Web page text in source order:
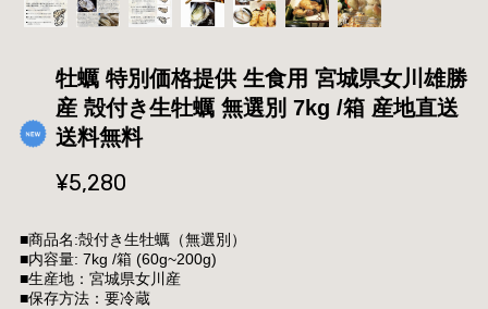
牡蠣 特別価格提供 生食用 宮城県女川雄勝
産 殻付き生牡蠣 無選別 7kg /箱 産地直送
送料無料
¥5,280
■商品名:殻付き生牡蠣（無選別）
■内容量: 7kg /箱 (60g~200g)
■生産地：宮城県女川産
■保存方法：要冷蔵